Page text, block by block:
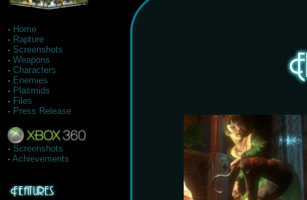
· Home
· Rapture
· Screenshots
· Weapons
· Characters
· Enemies
· Plasmids
· Files
· Press Release
· Screenshots
· Achievements